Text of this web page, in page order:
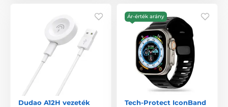
Dudao A12H vezeték
Ár-érték arány
Tech-Protect IconBand